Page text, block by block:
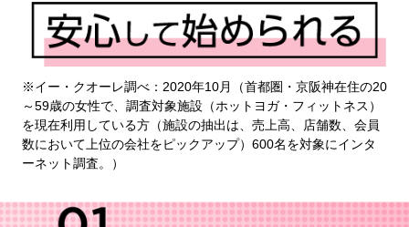
※イー・クオーレ調べ：2020年10月（首都圏・京阪神在住の20
～59歳の女性で、調査対象施設（ホットヨガ・フィットネス）
を現在利用している方（施設の抽出は、売上高、店舗数、会員
数において上位の会社をピックアップ）600名を対象にインタ
ーネット調査。）